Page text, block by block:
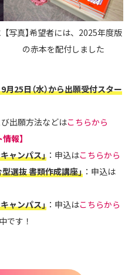
【写真】希望者には、2025年度版
の赤本を配付しました
25日（水）から出願受付スター
び出願方法などはこちらから
報】
ャンパス」 ：申込はこちらから
型選抜 書類作成講座」 ：申込は
ャンパス」 ：申込はこちらから
です！